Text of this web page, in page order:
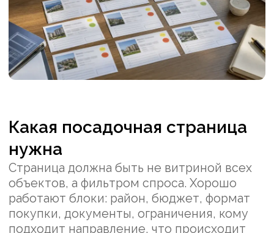
Как связать рекламу и
обработку заявок
После формы заявка должна попадать в
понятный процесс. Менеджер должен
контакт на восстановление контекста.
Для Крыма особенно полезны статусы:
новый запрос, уточнен бюджет,
отправлена подборка, назначена
консультация, есть вопрос по
документам, отказ по району, отказ по
бюджету. Такие статусы помогают
улучшать рекламу не по догадкам, а по
реальным причинам отказов.